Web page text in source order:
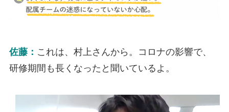
佐藤： これは、村上さんから。コロナの影響で、
研修期間も長くなったと聞いているよ。